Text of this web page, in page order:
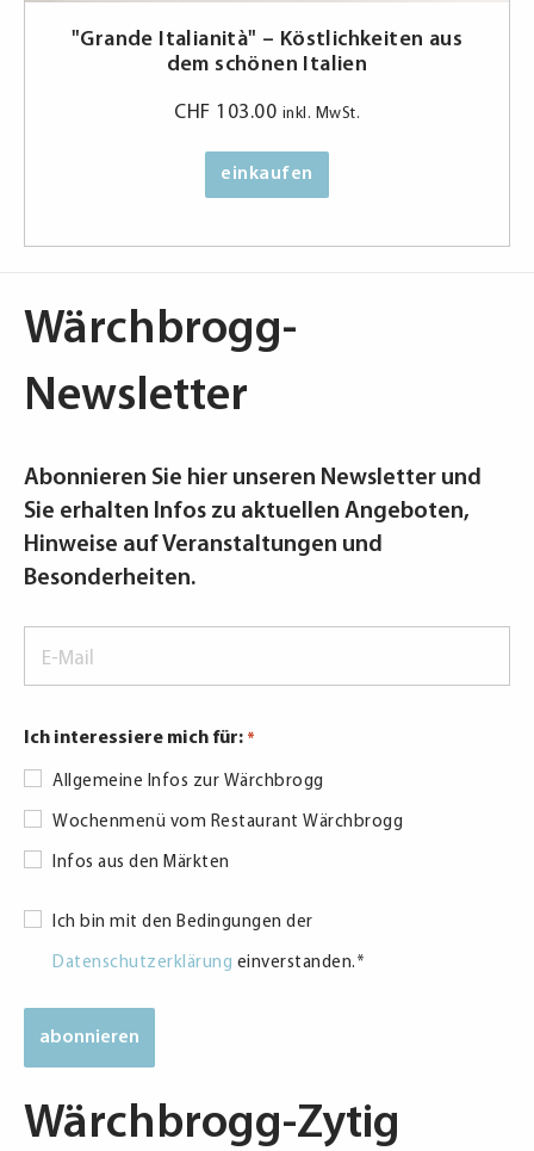
"Grande Italianità" – Köstlichkeiten aus
dem schönen Italien
CHF 103.00 inkl. MwSt.
einkaufen
Wärchbrogg-
Newsletter
Abonnieren Sie hier unseren Newsletter und
Sie erhalten Infos zu aktuellen Angeboten,
Hinweise auf Veranstaltungen und
Besonderheiten.
Mail
Ich interessiere mich für: *
Allgemeine Infos zur Wärchbrogg
Wochenmenü vom Restaurant Wärchbrogg
Infos aus den Märkten
Datenschutzerklärung
Ich bin mit den Bedingungen der
Datenschutzerklärung einverstanden. *
Wärchbrogg-Zytig